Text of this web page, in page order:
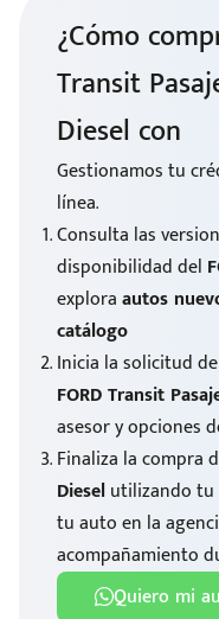
¿Cómo
Transit
Diesel con
Gestionamos tu
línea.
Consulta las
disponibilidad del
exploraautos
catálogo
Inicia la solicitud
FORD Transit
asesor y opciones
Finaliza la compra
Dieselutilizando
tu auto en la
acompañamiento
Quiero mi